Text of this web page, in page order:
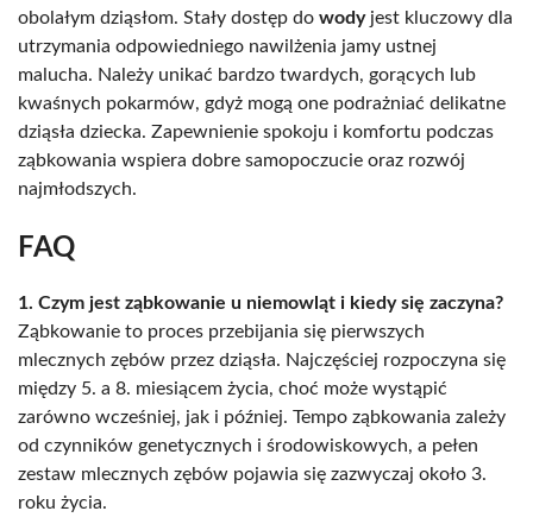
obolałym dziąsłom. Stały dostęp do wodyjest kluczowy dla
utrzymania odpowiedniego nawilżenia jamy ustnej
malucha. Należy unikać bardzo twardych, gorących lub
kwaśnych pokarmów, gdyż mogą one podrażniać delikatne
dziąsła dziecka. Zapewnienie spokoju i komfortu podczas
ząbkowania wspiera dobre samopoczucie oraz rozwój
najmłodszych.
FAQ
1. Czym jest ząbkowanie u niemowląt i kiedy się zaczyna?
Ząbkowanie to proces przebijania się pierwszych
mlecznych zębów przez dziąsła. Najczęściej rozpoczyna się
między 5. a 8. miesiącem życia, choć może wystąpić
zarówno wcześniej, jak i później. Tempo ząbkowania zależy
od czynników genetycznych i środowiskowych, a pełen
zestaw mlecznych zębów pojawia się zazwyczaj około 3.
roku życia.